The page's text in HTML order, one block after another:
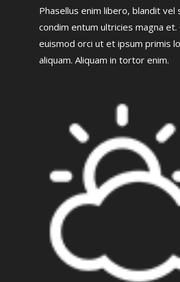
Phasellus enim libero, blandit vel
condim entum ultricies magna et.
euismod orci ut et ipsum primis
aliquam. Aliquam in tortor enim.